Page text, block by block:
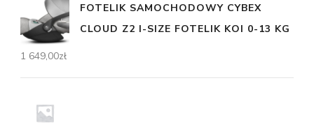
FOTELIK SAMOCHODOWY CYBEX
CLOUD Z2 I-SIZE FOTELIK KOI 0-13 KG
1 649,00zł